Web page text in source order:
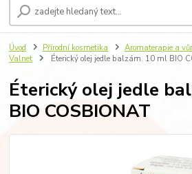
Úvod Přírodní kosmetika Aromaterapie a
Valnet
Éterický olej jedle balzám. 10 ml BIO
Éterický olej jedle
BIO COSBIONAT